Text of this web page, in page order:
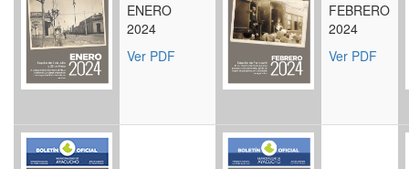
ENERO
2024
Ver PDF
FEBRERO
2024
Ver PDF